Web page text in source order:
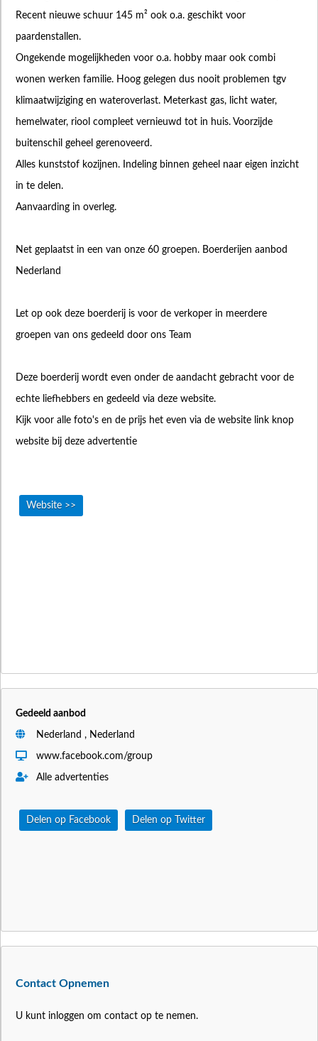
Recent nieuwe schuur 145 m² ook o.a. geschikt voor
paardenstallen.
Ongekende mogelijkheden voor o.a. hobby maar ook combi
wonen werken familie. Hoog gelegen dus nooit problemen tgv
klimaatwijziging en wateroverlast. Meterkast gas, licht water,
hemelwater, riool compleet vernieuwd tot in huis. Voorzijde
buitenschil geheel gerenoveerd.
Alles kunststof kozijnen. Indeling binnen geheel naar eigen inzicht
in te delen.
Aanvaarding in overleg.
Net geplaatst in een van onze 60 groepen. Boerderijen aanbod
Nederland
Let op ook deze boerderij is voor de verkoper in meerdere
groepen van ons gedeeld door ons Team
Deze boerderij wordt even onder de aandacht gebracht voor de
echte liefhebbers en gedeeld via deze website.
Kijk voor alle foto's en de prijs het even via de website link knop
website bij deze advertentie
Website >>
Gedeeld aanbod
Nederland , Nederland
www.facebook.com/group
Alle advertenties
Delen op Facebook Delen op Twitter
Contact Opnemen
U kunt inloggen om contact op te nemen.